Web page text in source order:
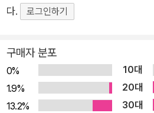
함께 그 해답을 제시한다. 이 책에서는 기존의 소프트웨어 테스트
최대 안전 반경 테스트, 커버리지 검
은 어려운 수학을 재치 있는 글과 그
해하는 데에서 그치지 않고 실무에
생부터 실무 담당자까지 두루 읽을
다.
로그인하기
구매자 분포
0% 10대
1.9%
20대
13.2%
30대